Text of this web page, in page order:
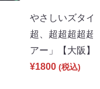
やさしいズタイ
超、超超超超超
アー」【大阪
¥1800 (税込)